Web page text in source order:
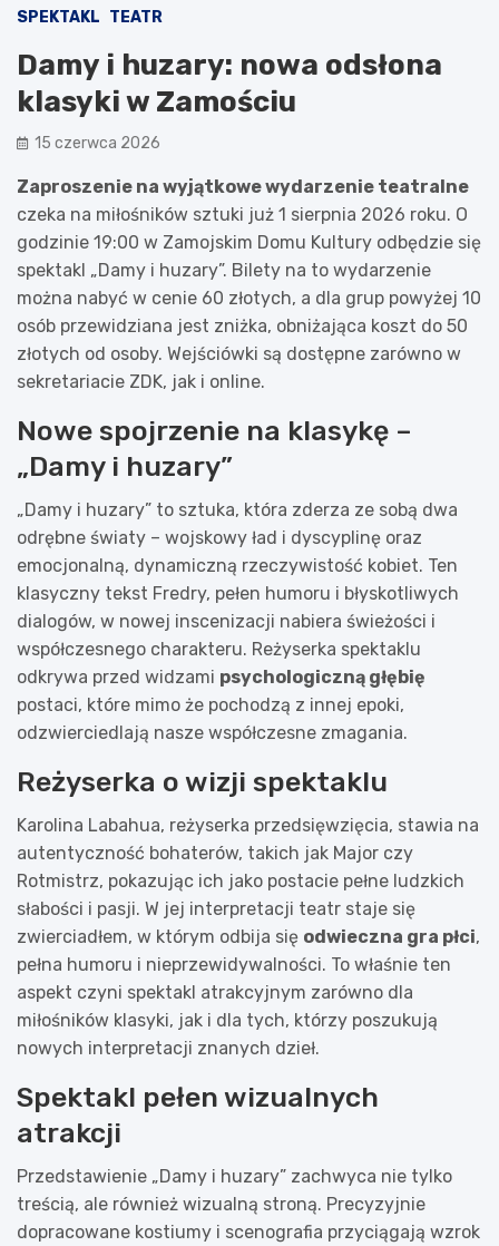
SPEKTAKL TEATR
Damy i huzary: nowa odsłona
klasyki w Zamościu
15 czerwca 2026
Zaproszenie na wyjątkowe wydarzenie teatralne
czeka na miłośników sztuki już 1 sierpnia 2026 roku. O
godzinie 19:00 w Zamojskim Domu Kultury odbędzie się
spektakl „Damy i huzary”. Bilety na to wydarzenie
można nabyć w cenie 60 złotych, a dla grup powyżej 10
osób przewidziana jest zniżka, obniżająca koszt do 50
złotych od osoby. Wejściówki są dostępne zarówno w
sekretariacie ZDK, jak i online.
Nowe spojrzenie na klasykę –
„Damy i huzary”
„Damy i huzary” to sztuka, która zderza ze sobą dwa
odrębne światy – wojskowy ład i dyscyplinę oraz
emocjonalną, dynamiczną rzeczywistość kobiet. Ten
klasyczny tekst Fredry, pełen humoru i błyskotliwych
dialogów, w nowej inscenizacji nabiera świeżości i
współczesnego charakteru. Reżyserka spektaklu
odkrywa przed widzami psychologiczną głębię
postaci, które mimo że pochodzą z innej epoki,
odzwierciedlają nasze współczesne zmagania.
Reżyserka o wizji spektaklu
Karolina Labahua, reżyserka przedsięwzięcia, stawia na
autentyczność bohaterów, takich jak Major czy
Rotmistrz, pokazując ich jako postacie pełne ludzkich
słabości i pasji. W jej interpretacji teatr staje się
zwierciadłem, w którym odbija się odwieczna gra płci,
pełna humoru i nieprzewidywalności. To właśnie ten
aspekt czyni spektakl atrakcyjnym zarówno dla
miłośników klasyki, jak i dla tych, którzy poszukują
nowych interpretacji znanych dzieł.
Spektakl pełen wizualnych
atrakcji
Przedstawienie „Damy i huzary” zachwyca nie tylko
treścią, ale również wizualną stroną. Precyzyjnie
dopracowane kostiumy i scenografia przyciągają wzrok